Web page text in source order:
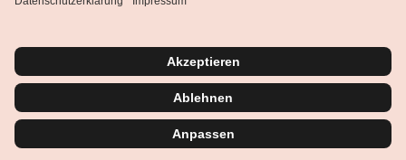
Vertrag widerrufen